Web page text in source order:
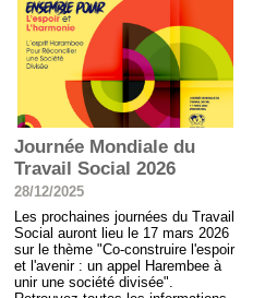
Journée Mondiale du
Travail Social 2026
28/12/2025
Les prochaines journées du Travail
Social auront lieu le 17 mars 2026
sur le thème "Co-construire l'espoir
et l'avenir : un appel Harembee à
unir une société divisée".